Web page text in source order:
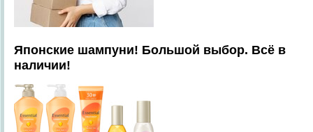
Японские шампуни! Большой выбор. Всё в
наличии!